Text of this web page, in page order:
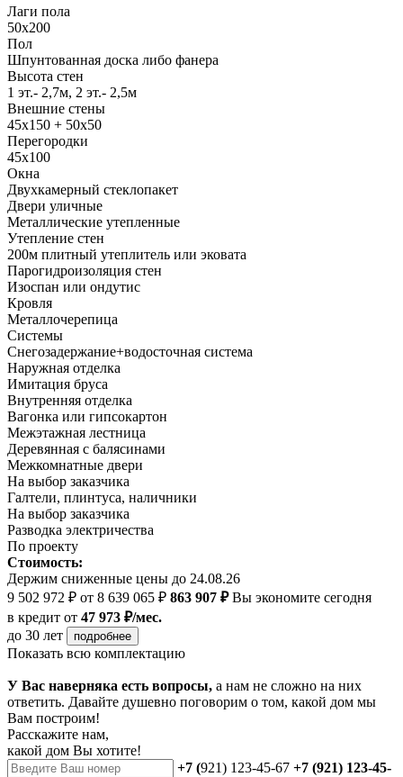
Лаги пола
50x200
Пол
Шпунтованная доска либо фанера
Высота стен
1 эт.- 2,7м, 2 эт.- 2,5м
Внешние стены
45х150 + 50х50
Перегородки
45х100
Окна
Двухкамерный стеклопакет
Двери уличные
Металлические утепленные
Утепление стен
200м плитный утеплитель или эковата
Парогидроизоляция стен
Изоспан или ондутис
Кровля
Металлочерепица
Системы
Снегозадержание+водосточная система
Наружная отделка
Имитация бруса
Внутренняя отделка
Вагонка или гипсокартон
Межэтажная лестница
Деревянная с балясинами
Межкомнатные двери
На выбор заказчика
Галтели, плинтуса, наличники
На выбор заказчика
Разводка электричества
По проекту
Стоимость:
Держим сниженные цены до 24.08.26
9 502 972 ₽ от 8 639 065 ₽ 863 907 ₽Вы экономите сегодня
в кредит от 47 973 ₽/мес.
до 30 лет
подробнее
Показать всю комплектацию
У Вас наверняка есть вопросы, а нам не сложно на них
ответить. Давайте душевно поговорим о том, какой дом мы
Вам построим!
Расскажите нам,
какой дом Вы хотите!
+7 (921) 123-45-67 +7 (921) 123-45-